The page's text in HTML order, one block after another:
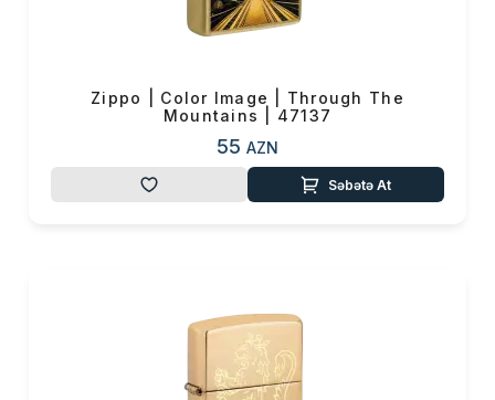
Zippo | Color Image | Through The
Mountains | 47137
55 AZN
Səbətə At